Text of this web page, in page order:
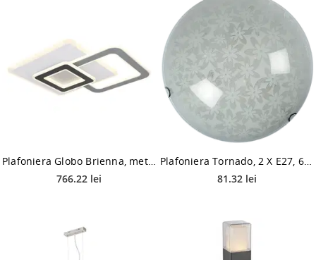
Plafoniera Globo Brienna, metal/acril, LED 36 W, negru/alb, 490 x 450 x 75 mm
766.22 lei
Plafoniera Tornado, 2 X E27, 60W, D300 mm
81.32 lei